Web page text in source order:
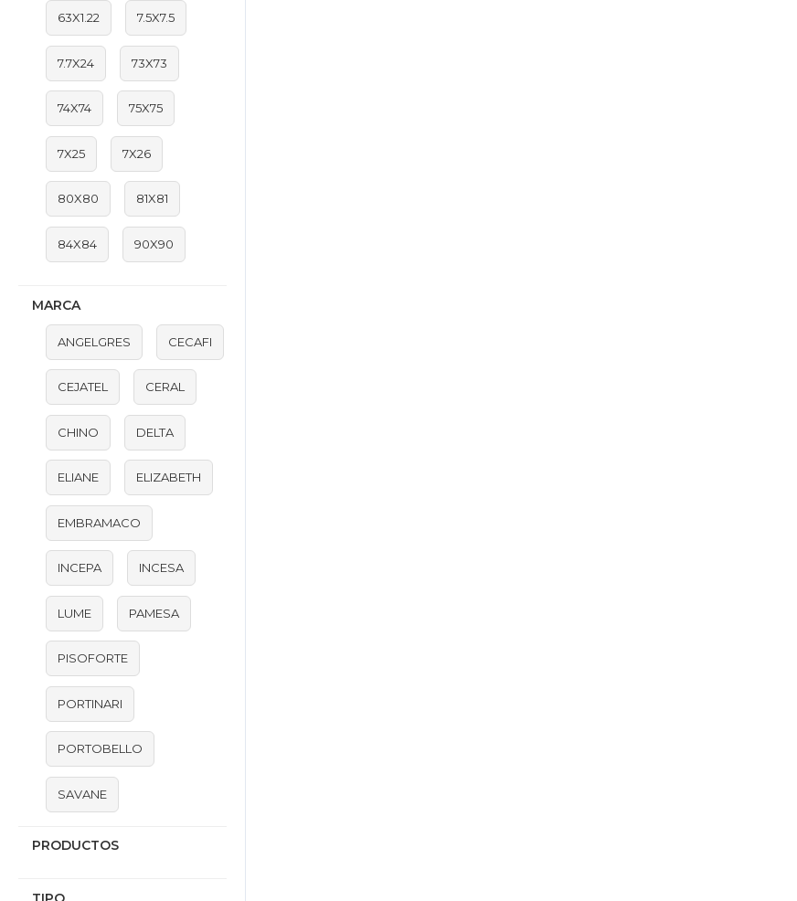
63X1.22 7.5X7.5
7.7X24 73X73
74X74 75X75
7X25 7X26
80X80 81X81
84X84 90X90
MARCA
ANGELGRES CECAFI
CEJATEL CERAL
CHINO DELTA
ELIANE ELIZABETH
EMBRAMACO
INCEPA INCESA
LUME PAMESA
PISOFORTE
PORTINARI
PORTOBELLO
SAVANE
PRODUCTOS